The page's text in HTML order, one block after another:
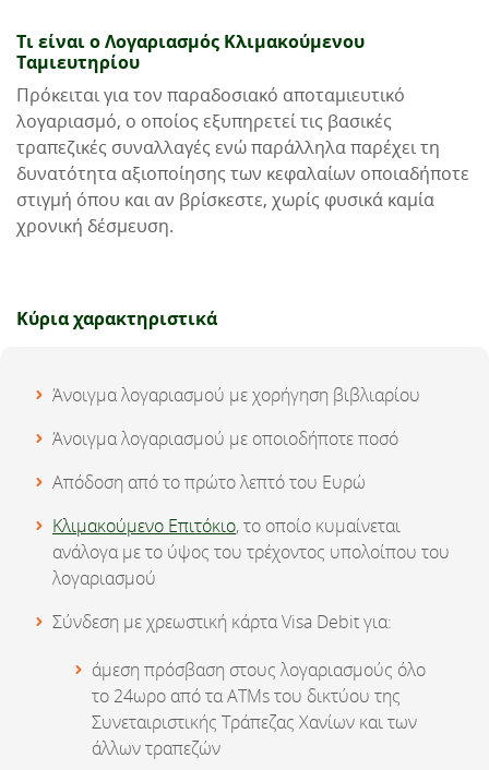
Τι είναι ο Λογαριασμός Kλιμακούμενου
Ταμιευτηρίου
Πρόκειται για τον παραδοσιακό αποταμιευτικό
λογαριασμό, ο οποίος εξυπηρετεί τις βασικές
τραπεζικές συναλλαγές ενώ παράλληλα παρέχει τη
δυνατότητα αξιοποίησης των κεφαλαίων οποιαδήποτε
στιγμή όπου και αν βρίσκεστε, χωρίς φυσικά καμία
χρονική δέσμευση.
Κύρια χαρακτηριστικά
Άνοιγμα λογαριασμού με χορήγηση βιβλιαρίου
Άνοιγμα λογαριασμού με οποιοδήποτε ποσό
Απόδοση από το πρώτο λεπτό του Ευρώ
Κλιμακούμενο Επιτόκιο, το οποίο κυμαίνεται
ανάλογα με το ύψος του τρέχοντος υπολοίπου του
λογαριασμού
Σύνδεση με χρεωστική κάρτα Visa Debit για:
άμεση πρόσβαση στους λογαριασμούς όλο
το 24ωρο από τα ATMs του δικτύου της
Συνεταιριστικής Τράπεζας Χανίων και των
άλλων τραπεζών